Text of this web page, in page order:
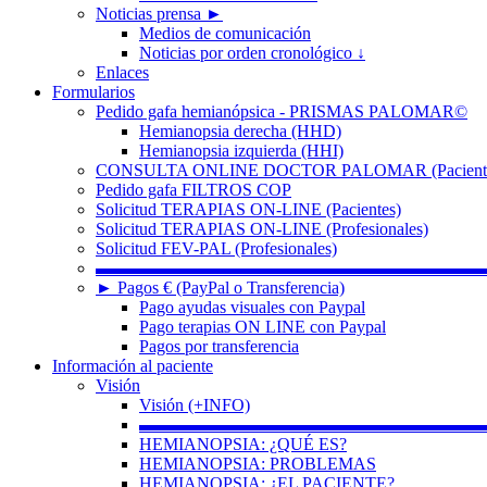
Noticias prensa ►
Medios de comunicación
Noticias por orden cronológico ↓
Enlaces
Formularios
Pedido gafa hemianópsica - PRISMAS PALOMAR©
Hemianopsia derecha (HHD)
Hemianopsia izquierda (HHI)
CONSULTA ONLINE DOCTOR PALOMAR
Pedido gafa FILTROS COP
Solicitud TERAPIAS ON-LINE (Pacientes)
Solicitud TERAPIAS ON-LINE (Profesionales)
Solicitud FEV-PAL (Profesionales)
► Pagos € (PayPal o Transferencia)
Pago ayudas visuales con Paypal
Pago terapias ON LINE con Paypal
Pagos por transferencia
Información al paciente
Visión
Visión (+INFO)
HEMIANOPSIA: ¿QUÉ ES?
HEMIANOPSIA: PROBLEMAS
HEMIANOPSIA: ¿EL PACIENTE?